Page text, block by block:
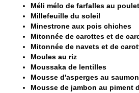
Méli mélo de farfalles au poulet
Millefeuille du soleil
Minestrone aux pois chiches
Mitonnée de carottes et de
Mitonnée de navets et de
Moules au riz
Moussaka de lentilles
Mousse d'asperges au
Mousse de jambon au piment